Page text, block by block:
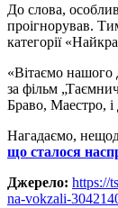
До слова,
проігнорував.
категорії
«Вітаємо нашого
за фільм
Браво, Маестро,
Нагадаємо,
що сталося
Джерело: https://
na-vokzali-